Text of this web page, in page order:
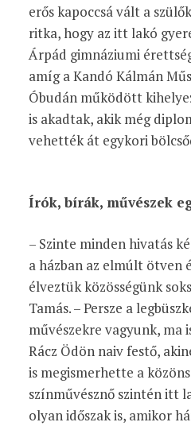
erős kapoccsá vált a
ritka, hogy az itt lakó
Árpád gimnáziumi
amíg a Kandó Kálmán
Óbudán működött
is akadtak, akik még
vehették át egykori
Írók, bírák, művészek
– Szinte minden hivatás
a házban az elmúlt ötven
élveztük közösségünk
Tamás. – Persze a
művészekre vagyunk, ma
Rácz Ödön naiv festő,
is megismerhette a
színművésznő szintén itt
olyan időszak is, amikor